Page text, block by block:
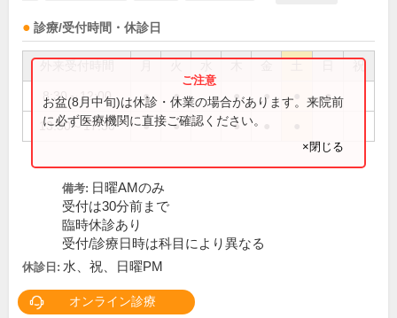
診療/受付時間・休診日
祝
8:30～12:00 ● ● ● ● ●
13:30～17:30 ● ● ●
お盆(8月中旬)は休診・休業の場合があります。来院前
に必ず医療機関に直接ご確認ください。
×閉じる
備考: 日曜AMのみ
受付は30分前まで
臨時休診あり
受付/診療日時は科目により異なる
休診日: 水、祝、日曜PM
オンライン診療